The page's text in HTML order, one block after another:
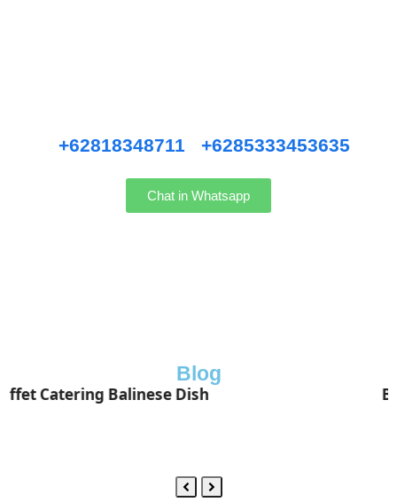
+62818348711 +6285333453635
Chat in Whatsapp
Blog
Buffet Catering Indonesian Dish